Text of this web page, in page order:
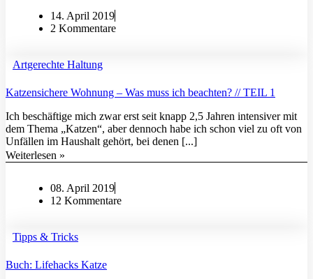
14. April 2019
2 Kommentare
Artgerechte Haltung
Katzensichere Wohnung – Was muss ich beachten? // TEIL 1
Ich beschäftige mich zwar erst seit knapp 2,5 Jahren intensiver mit
dem Thema „Katzen“, aber dennoch habe ich schon viel zu oft von
Unfällen im Haushalt gehört, bei denen [...]
Weiterlesen »
08. April 2019
12 Kommentare
Tipps & Tricks
Buch: Lifehacks Katze